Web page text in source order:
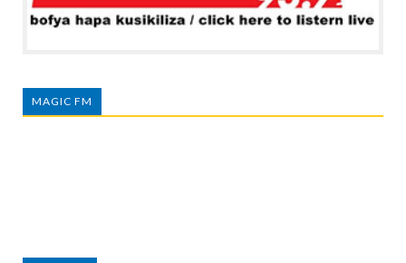
MAGIC FM